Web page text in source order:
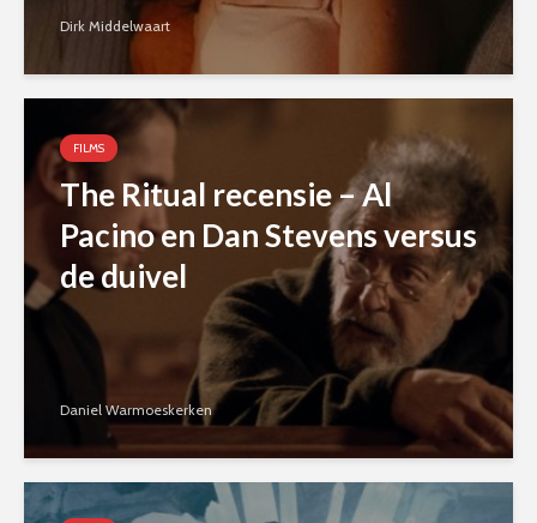
Dirk Middelwaart
FILMS
The Ritual recensie – Al
Pacino en Dan Stevens versus
de duivel
Daniel Warmoeskerken